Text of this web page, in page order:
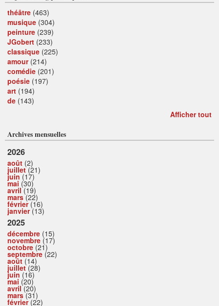
théâtre (463)
musique (304)
peinture (239)
JGobert (233)
classique (225)
amour(214)
comédie (201)
poésie (197)
art (194)
de (143)
Afficher tout
Archives mensuelles
2026
août (2)
juillet(21)
juin (17)
mai (30)
avril(19)
mars(22)
février(16)
janvier(13)
2025
décembre (15)
novembre (17)
octobre (21)
septembre (22)
août (14)
juillet(28)
juin (16)
mai (20)
avril(20)
mars(31)
février(22)